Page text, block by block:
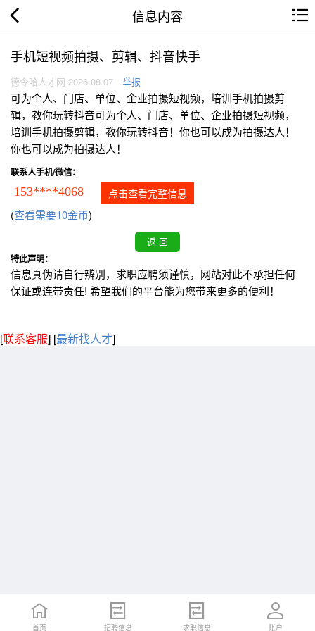
信息内容
手机短视频拍摄、剪辑、抖音快手
德令哈人才网 2026.08.07 举报
可为个人、门店、单位、企业拍摄短视频，培训手机拍摄剪
辑，教你玩转抖音可为个人、门店、单位、企业拍摄短视频，
培训手机拍摄剪辑，教你玩转抖音！你也可以成为拍摄达人！
你也可以成为拍摄达人！
联系人手机/微信：
153****4068 点击查看完整信息
(查看需要10金币)
特此声明：
信息真伪请自行辨别，求职应聘须谨慎，网站对此不承担任何
保证或连带责任! 希望我们的平台能为您带来更多的便利！
[联系客服] [最新找人才]
首页 招聘信息 求职信息 账户